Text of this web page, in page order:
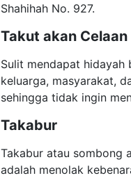
Shahihah No. 927.
Takut akan Celaan
Sulit mendapat
keluarga, masyarakat,
sehingga tidak ingin
Takabur
Takabur atau sombong
adalah menolak